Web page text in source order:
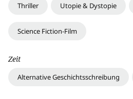
Thriller Utopie & Dystopie
Science Fiction-Film
Zeit
Alternative Geschichtsschreibung